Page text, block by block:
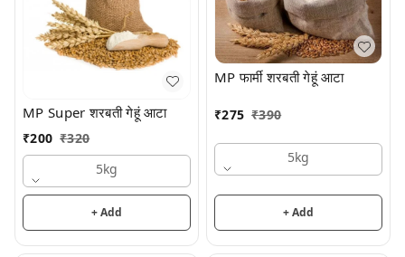
MP Super शरबती गेहूं आटा
₹200 ₹320
5kg
+ Add
MP फार्मी शरबती गेहूं आटा
₹275 ₹390
5kg
+ Add